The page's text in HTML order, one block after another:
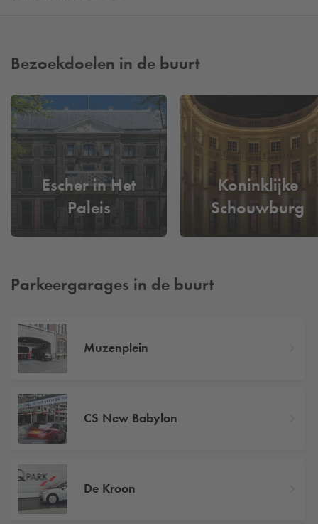
Bezoekdoelen in de buurt
Escher in Het
Paleis
Koninklijke
Schouwburg
Parkeergarages in de buurt
Muzenplein
CS New Babylon
De Kroon